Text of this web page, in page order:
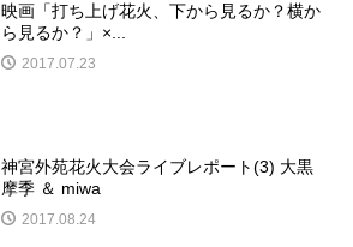
映画「打ち上げ花火、下から見るか？横か
ら見るか？」×...
2017.07.23
神宮外苑花火大会ライブレポート(3) 大黒
摩季 ＆ miwa
2017.08.24